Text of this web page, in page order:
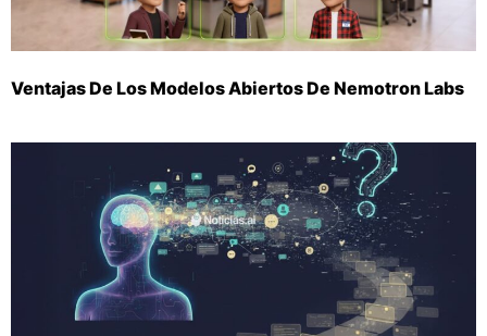
Ventajas De Los Modelos Abiertos De Nemotron Labs